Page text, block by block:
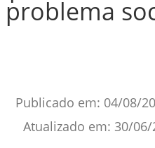
problema
Publicado em: 04/08/
Atualizado em: 30/06/